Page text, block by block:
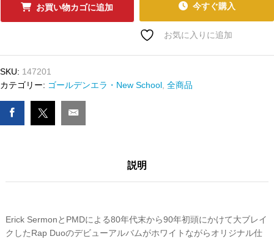
ﾄﾞ
BUSINESS
(RE)
数
お買い物カゴに追加 今すぐ購入
お気に入りに追加
SKU: 147201
カテゴリー: ゴールデンエラ・New School 全商品
説明
Erick SermonとPMDによる80年代末から90年初頭にかけて大ブレイ
クしたRap Duoのデビューアルバムがホワイトながらオリジナル仕